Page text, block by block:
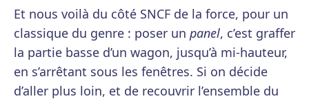
Et nous voilà du côté SNCF de la force, pour un
classique du genre : poser un panel, c’est graffer
la partie basse d’un wagon, jusqu’à mi-hauteur,
en s’arrêtant sous les fenêtres. Si on décide
d’aller plus loin, et de recouvrir l’ensemble du